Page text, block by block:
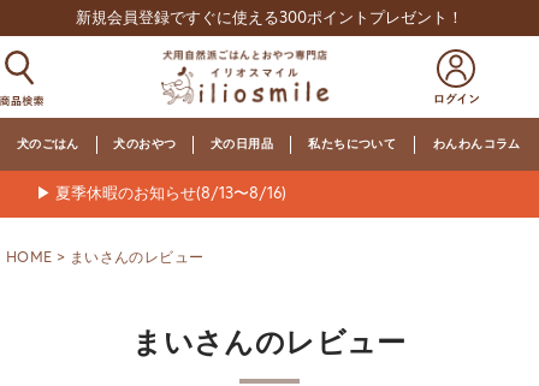
新規会員登録ですぐに使える300ポイントプレゼント！
犬のごはん 犬のおやつ 犬の日用品 私たちについて わんわんコラム
▶ 夏季休暇のお知らせ(8/13〜8/16)
HOME まいさんのレビュー
まいさんのレビュー